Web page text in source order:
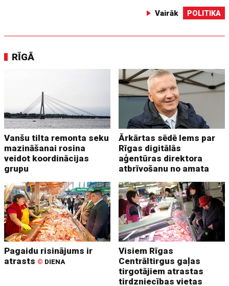
Vairāk POLITIKA
RĪGĀ
Vanšu tilta remonta seku
mazināšanai rosina
veidot koordinācijas
grupu
Ārkārtas sēdē lems par
Rīgas digitālās
aģentūras direktora
atbrīvošanu no amata
Pagaidu risinājums ir
atrasts © DIENA
Visiem Rīgas
Centrāltirgus gaļas
tirgotājiem atrastas
tirdzniecības vietas